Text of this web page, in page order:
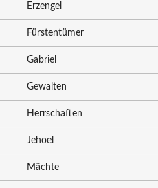
Erzengel
Fürstentümer
Gabriel
Gewalten
Herrschaften
Jehoel
Mächte